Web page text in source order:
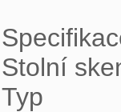
Stolní
Typ